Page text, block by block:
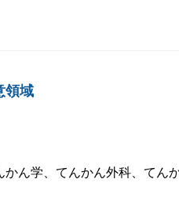
領域
かん学、てんかん外科、てん